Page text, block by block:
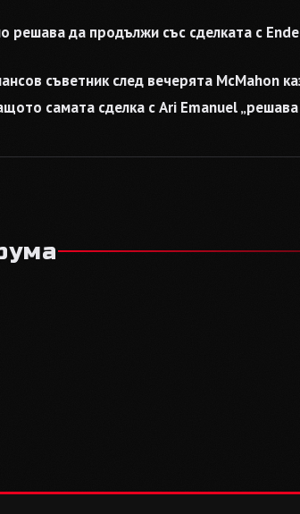
решава да продължи със сделката с
съветник след вечерята McMahon
самата сделка с Ari Emanuel